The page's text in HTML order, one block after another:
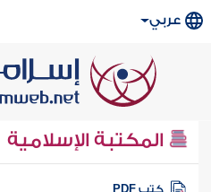
عربي
المكتبة الإسلامية